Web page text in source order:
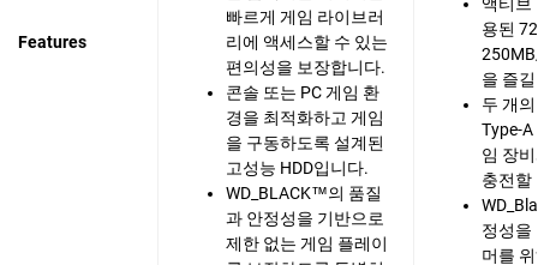
Features
빠르게 게임 라이브러
리에 액세스할 수 있는
편의성을 보장합니다.
콘솔 또는 PC 게임 환
경을 최적화하고 게임
을 구동하도록 설계된
고성능 HDD입니다.
WD_BLACK™의 품질
과 안정성을 기반으로
제한 없는 게임 플레이
용된
을 즐
두 개
Type-A
임 장
충전할
정성을
머를